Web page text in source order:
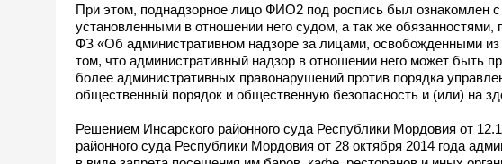
При этом, поднадзорное лицо ФИО2 под роспись был ознакомлен
установленными в отношении него судом, а так же
ФЗ «Об административном надзоре за лицами, освобожденными
том, что административный надзор в отношении него может быть
более административных правонарушений против порядка
общественный порядок и общественную безопасность и (или) на
Решением Инсарского районного суда Республики Мордовия от
районного суда Республики Мордовия от 28 октября 2014 года